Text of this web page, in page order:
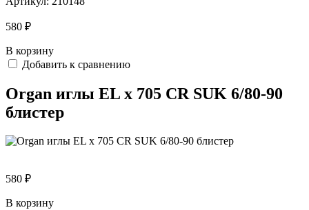
580 ₽
В корзину
Добавить к сравнению
Organ иглы EL x 705 CR SUK 6/80-90
блистер
580 ₽
В корзину